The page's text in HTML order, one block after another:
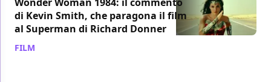
di Kevin Smith, che paragona il film
al Superman di Richard Donner
FILM